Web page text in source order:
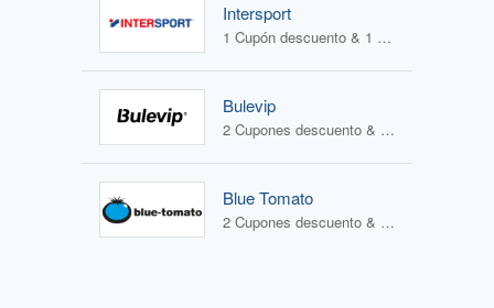
Intersport
1 Cupón descuento & 1 Oferta
Bulevip
2 Cupones descuento & 2 Ofertas
Blue Tomato
2 Cupones descuento & 1 Oferta